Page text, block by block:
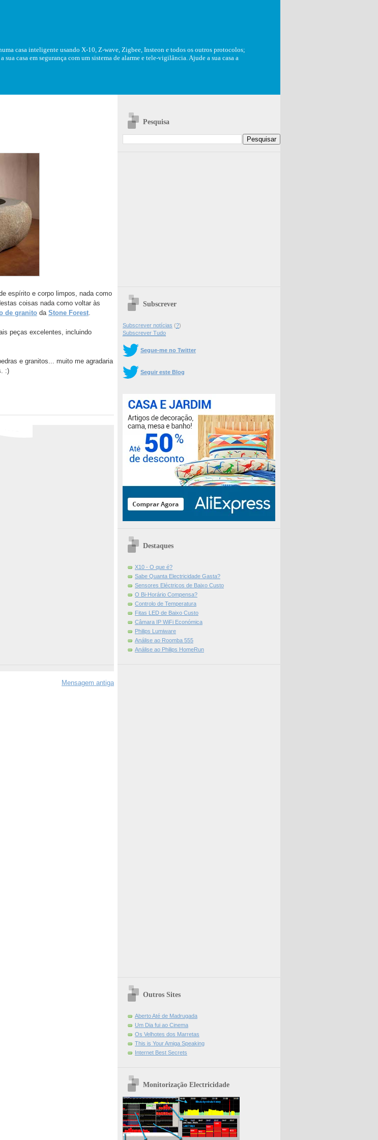
casa inteligente usando X-10, Z-wave, Zigbee, Insteon e todos os outros protocolos;
casa em segurança com um sistema de alarme e tele-vigilância. Ajude a sua casa a
espírito e corpo limpos, nada como
coisas nada como voltar às
de granito da Stone Forest.
peças excelentes, incluindo
e granitos... muito me agradaria
:)
Mensagem antiga
Pesquisa
Subscrever
Subscrever notícias (?)
Subscrever Tudo
Segue-me no Twitter
Seguir este Blog
Destaques
X10 - O que é?
Sabe Quanta Electricidade Gasta?
Sensores Eléctricos de Baixo Custo
O Bi-Horário Compensa?
Controlo de Temperatura
Fitas LED de Baixo Custo
Câmara IP WiFi Económica
Philips Lumiware
Análise ao Roomba 555
Análise ao Philips HomeRun
Outros Sites
Aberto Até de Madrugada
Um Dia fui ao Cinema
Os Velhotes dos Marretas
This is Your Amiga Speaking
Internet Best Secrets
Monitorização Electricidade